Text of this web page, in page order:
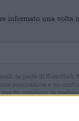
informato una volta
da parte di Bierothek
panoramica e un
consenso in
che la revoca del
al momento della